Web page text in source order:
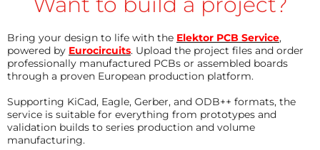
Bring your design to life with the Elektor PCB Service,
powered by Eurocircuits. Upload the project files and order
professionally manufactured PCBs or assembled boards
through a proven European production platform.
Supporting KiCad, Eagle, Gerber, and ODB++ formats, the
service is suitable for everything from prototypes and
validation builds to series production and volume
manufacturing.